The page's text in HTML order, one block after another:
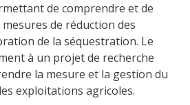
de comprendre et de
de réduction des
de la séquestration. Le
à un projet de recherche
la mesure et la gestion du
exploitations agricoles.